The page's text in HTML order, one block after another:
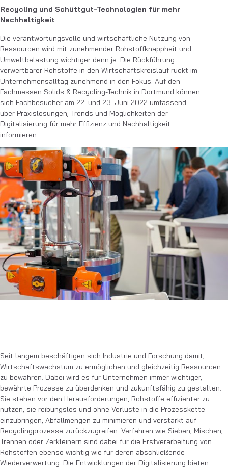
Recycling und Schüttgut-Technologien für mehr
Nachhaltigkeit
Die verantwortungsvolle und wirtschaftliche Nutzung von
Ressourcen wird mit zunehmender Rohstoffknappheit und
Umweltbelastung wichtiger denn je. Die Rückführung
verwertbarer Rohstoffe in den Wirtschaftskreislauf rückt im
Unternehmensalltag zunehmend in den Fokus. Auf den
Fachmessen Solids & Recycling-Technik in Dortmund können
sich Fachbesucher am 22. und 23. Juni 2022 umfassend
über Praxislösungen, Trends und Möglichkeiten der
Digitalisierung für mehr Effizienz und Nachhaltigkeit
informieren.
Seit langem beschäftigen sich Industrie und Forschung damit,
Wirtschaftswachstum zu ermöglichen und gleichzeitig Ressourcen
zu bewahren. Dabei wird es für Unternehmen immer wichtiger,
bewährte Prozesse zu überdenken und zukunftsfähig zu gestalten.
Sie stehen vor den Herausforderungen, Rohstoffe effizienter zu
nutzen, sie reibungslos und ohne Verluste in die Prozesskette
einzubringen, Abfallmengen zu minimieren und verstärkt auf
Recyclingprozesse zurückzugreifen. Verfahren wie Sieben, Mischen,
Trennen oder Zerkleinern sind dabei für die Erstverarbeitung von
Rohstoffen ebenso wichtig wie für deren abschließende
Wiederverwertung. Die Entwicklungen der Digitalisierung bieten